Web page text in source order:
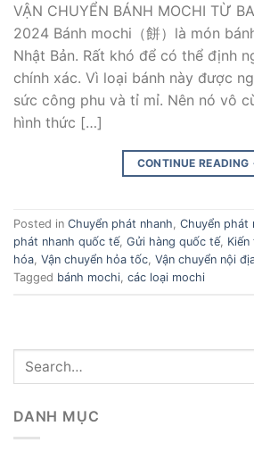
VẬN CHUYỂN BÁNH MOCHI TỪ
2024 Bánh mochi（餅）là món
Nhật Bản. Rất khó để có thể định
chính xác. Vì loại bánh này được
sức công phu và tỉ mỉ. Nên nó vô
hình thức […]
CONTINUE READING
Posted in Chuyển phát nhanh, Chuyển phát
phát nhanh quốc tế, Gửi hàng quốc tế,
hóa, Vận chuyển hỏa tốc, Vận chuyển nội
Tagged bánh mochi, các loại mochi
DANH MỤC